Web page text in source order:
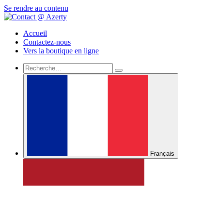
Se rendre au contenu
Accueil
Contactez-nous
Vers la boutique en ligne
Français